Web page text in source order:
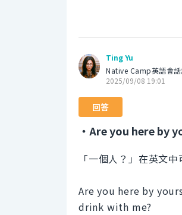
Ting Yu
Native Camp英語會
2025/09/08 19:01
回答
・Are you here by
「一個人？」在英文
Are you here by
drink with me?